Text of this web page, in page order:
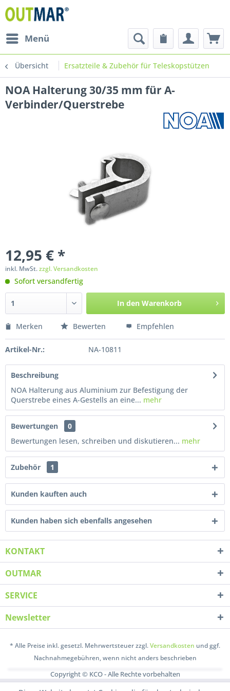
Menü
Übersicht Ersatzteile & Zubehör für Teleskopstützen
NOA Halterung 30/35 mm für A-
Verbinder/Querstrebe
12,95 € *
inkl. MwSt.zzgl. Versandkosten
Sofort versandfertig
In den Warenkorb
Merken Bewerten Empfehlen
Artikel-Nr.: NA-10811
Beschreibung
NOA Halterung aus Aluminium zur Befestigung der
Querstrebe eines A-Gestells an eine... mehr
Bewertungen
0
Bewertungen lesen, schreiben und diskutieren... mehr
Zubehör 1
Kunden kauften auch
Kunden haben sich ebenfalls angesehen
KONTAKT
OUTMAR
SERVICE
Newsletter
* Alle Preise inkl. gesetzl. Mehrwertsteuer zzgl.Versandkosten und ggf.
Nachnahmegebühren, wenn nicht anders beschrieben
Copyright © KCO - Alle Rechte vorbehalten